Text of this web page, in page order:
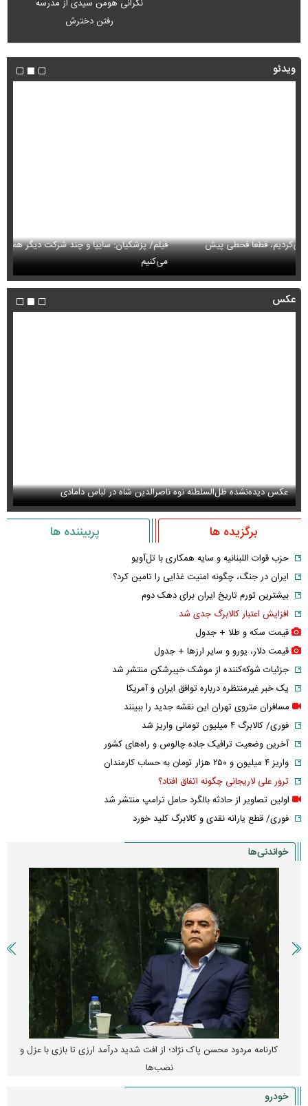
نگرانی هومن سیدی از مدرسه
رفتن دخترش
ویدئو
فیلم/ پزشکیان: سایپا و چند شرکت دیگر هم مثل ایران‌خودرو واگذار
می‌کنیم
عکس
سانسور عجیب تلویزیون همه را متعجب کرد
برگزیده ها پربیننده ها
حزب قوات اللبنانیه و سایه همکاری با تل‌آویو
ایران در جنگ، چگونه امنیت غذایی را تامین کرد؟
بیشترین تورم تاریخ ایران برای دهک دوم
افزایش اعتبار کالابرگ جدی شد
قیمت سکه و طلا + جدول
قیمت دلار، یورو و سایر ارز‌ها + جدول
جزئیات شوکه‌کننده از موشک خیبرشکن منتشر شد
یک خبر غیرمنتظره درباره توافق ایران و آمریکا
مسافران متروی تهران این نقشه جدید را ببینند
فوری/ کالابرگ ۴ میلیون تومانی واریز شد
آخرین وضعیت ترافیک جاده چالوس و راه‌های کشور
واریز ۴ میلیون و ۲۵۰ هزار تومان به حساب کارمندان
ترور علی لاریجانی چگونه اتفاق افتاد؟
اولین تصاویر از حادثه بالگرد حامل ترامپ منتشر شد
فوری/ قطع یارانه نقدی و کالابرگ کلید خورد
خواندنی‌ها
پیش‌بینی بورس امروز دوشنبه ۱۲ مرداد ماه ۱۴۰۵
خودرو